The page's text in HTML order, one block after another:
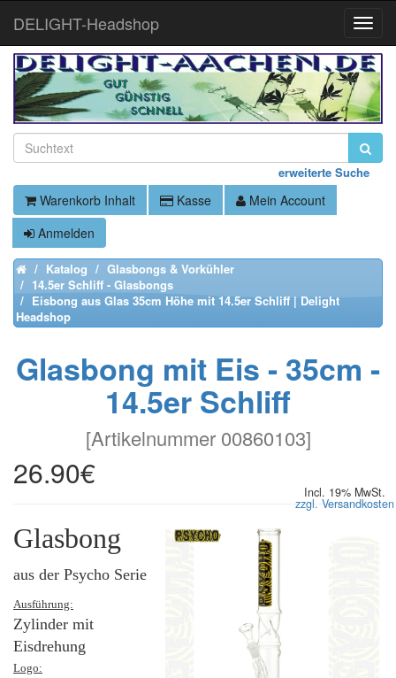
erweiterte Suche
Warenkorb Inhalt Kasse
Mein Account
Anmelden
HomeKatalog
Glasbongs & Vorkühler
14.5er Schliff - Glasbongs
Eisbong aus Glas 35cm Höhe mit 14.5er Schliff | Delight
Headshop
Glasbong mit Eis - 35cm -
14.5er Schliff
[Artikelnummer 00860103]
26.90€
Incl. 19% MwSt.
zzgl. Versandkosten
Glasbong
aus der Psycho Serie
Ausführung:
Zylinder mit
Eisdrehung
Logo:
Toggle
DELIGHT-Headshop